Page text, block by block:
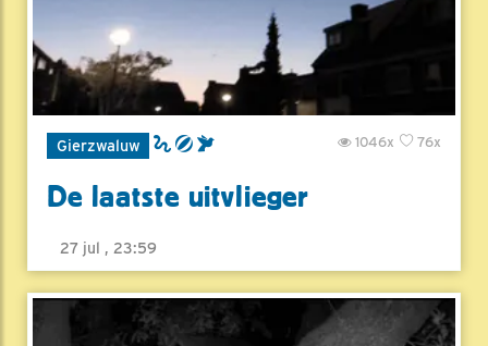
Gierzwaluw 76x
1046x
De laatste uitvlieger
27 jul , 23:59